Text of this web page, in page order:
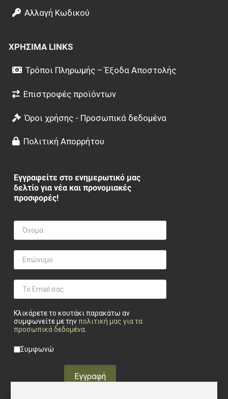
Αλλαγή Κωδικού
ΧΡΉΣΙΜΑ LINKS
Τρόποι Πληρωμής – Έξοδα Αποστολής
Επιστροφές προϊόντων
Όροι χρήσης - Προσωπικά δεδομένα
Πολιτική Απορρήτου
Εγγραφείτε στο ενημερωτικό μας
δελτίο για νέα και προνομιακές
προσφορές!
Κλικάρετε το κουτάκι παρακάτω αν
συμφωνείτε με τηνπολιτική μας για τα
προσωπικά δεδομένα.
Privacy checkbox
Συμφωνώ
Εγγραφή